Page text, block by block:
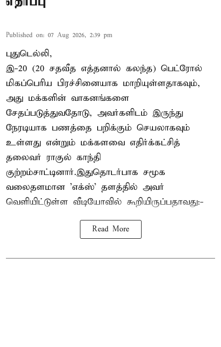
Published on: 07 Aug 2026, 2:39 pm
புதுடெல்லி,
இ-20 (20 சதவீத எத்தனால் கலந்த) பெட்ரோல்
மிகப்பெரிய பிரச்சினையாக மாறியுள்ளதாகவும்,
அது மக்களின் வாகனங்களை
சேதப்படுத்துவதோடு, அவர்களிடம் இருந்து
நேரடியாக பணத்தை பறிக்கும் செயலாகவும்
உள்ளது என்றும் மக்களவை எதிர்க்கட்சித்
தலைவர் ராகுல் காந்தி
குற்றம்சாட்டினார்.இதுதொடர்பாக சமூக
வலைதளமான 'எக்ஸ்' தளத்தில் அவர்
வெளியிட்டுள்ள வீடியோவில் கூறியிருப்பதாவது:-
Read More